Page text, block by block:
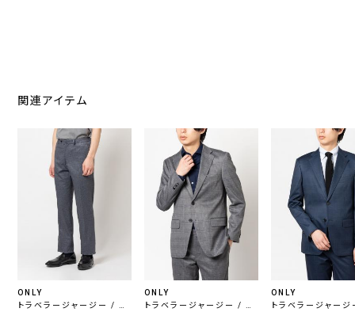
関連アイテム
ONLY
トラベラージャージー / セ
ONLY
トラベラージャージー / セ
ONLY
トラベラージャー